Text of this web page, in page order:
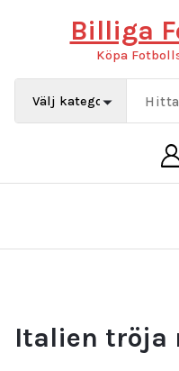
Billiga
Köpa
Italien tröja